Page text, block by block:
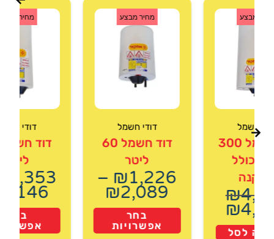
מבצע
חשמל
דוד חשמל 300
כולל
₪
₪
לסל
מחיר מבצע
דודי חשמל
דוד חשמל 60
ליטר
₪1,226
–
₪2,089
בחר
אפשרויות
מחיר מבצע
דודי
ליטר
1,353
2,146
בחר